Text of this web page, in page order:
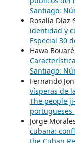
Santiago:
Rosalía Díaz-
identidad y
Especial 30
Hawa
Santiago:
Fernando
vísperas de
The people
portugueses
Jorge
cubana: